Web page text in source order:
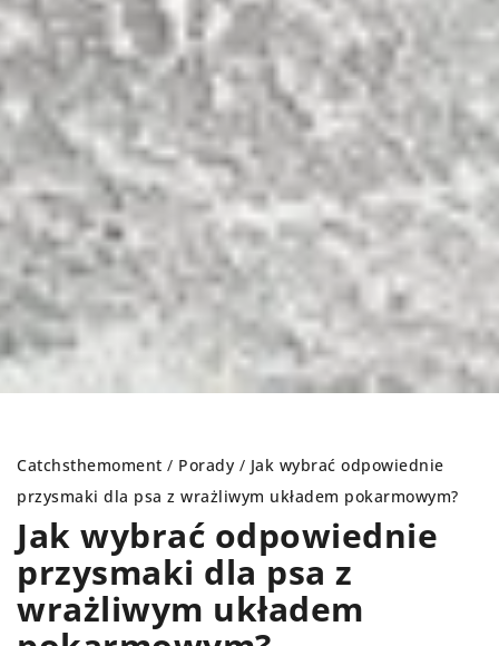
Catchsthemoment / Porady / Jak wybrać odpowiednie
przysmaki dla psa z wrażliwym układem pokarmowym?
Jak wybrać odpowiednie
przysmaki dla psa z
wrażliwym układem